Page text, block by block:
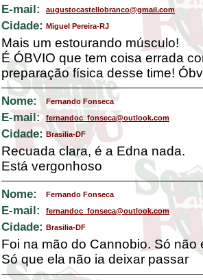
E-mail: augustocastellobranco@gmail.com
Cidade: Miguel Pereira-RJ
Mais um estourando músculo!
É ÓBVIO que tem coisa errada
preparação física desse time!
Nome: Fernando Fonseca
E-mail: fernandoc_fonseca@outlook.com
Cidade: Brasilia-DF
Recuada clara, é a Edna nada.
Está vergonhoso
Nome: Fernando Fonseca
E-mail: fernandoc_fonseca@outlook.com
Cidade: Brasilia-DF
Foi na mão do Cannobio. Só não
Só que ela não ia deixar passar